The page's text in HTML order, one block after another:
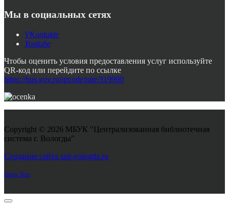
Мы в социальных сетях
VKontakte
Youtube
Чтобы оценить условия предоставления услуг используйте
QR-код или перейдите по ссылке
https://bus.gov.ru/qrcode/rate/319900
Copyright © 2026 МБУК "Централизованная библиотечная
система г. Вологды"
Создание сайта sait-vologda.ru
Goto Top